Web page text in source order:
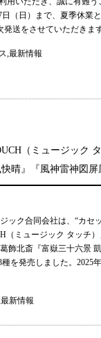
日（日）まで、夏季休
発送をさせていただき
,最新情報
（ミュージック
晴』『風神雷神図屏
ック合同会社は、“カセ
（ミュージック タッチ
飾北斎『富嶽三十六景
を発売しました。2025
最新情報